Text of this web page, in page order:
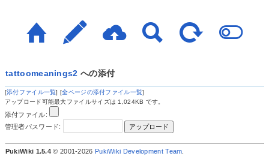
tattoomeanings2 への添付
[添付ファイル一覧] [全ページの添付ファイル一覧]
アップロード可能最大ファイルサイズは 1,024KB です。
添付ファイル:
管理者パスワード:
PukiWiki 1.5.4 © 2001-2026 PukiWiki Development Team